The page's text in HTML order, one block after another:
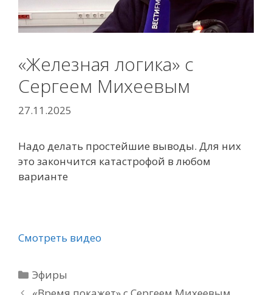
«Железная логика» с
Сергеем Михеевым
27.11.2025
Надо делать простейшие выводы. Для них
это закончится катастрофой в любом
варианте
Смотреть видео
Рубрики
Эфиры